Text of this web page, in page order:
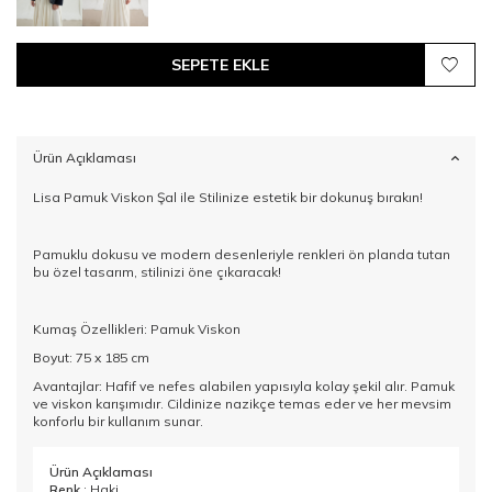
SEPETE EKLE
Ürün Açıklaması
Lisa Pamuk Viskon Şal ile Stilinize estetik bir dokunuş bırakın!
Pamuklu dokusu ve modern desenleriyle renkleri ön planda tutan
bu özel tasarım, stilinizi öne çıkaracak!
Kumaş Özellikleri: Pamuk Viskon
Boyut: 75 x 185 cm
Avantajlar: Hafif ve nefes alabilen yapısıyla kolay şekil alır. Pamuk
ve viskon karışımıdır. Cildinize nazikçe temas eder ve her mevsim
konforlu bir kullanım sunar.
Ürün Açıklaması